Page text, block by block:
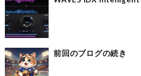
前回のブログの続き